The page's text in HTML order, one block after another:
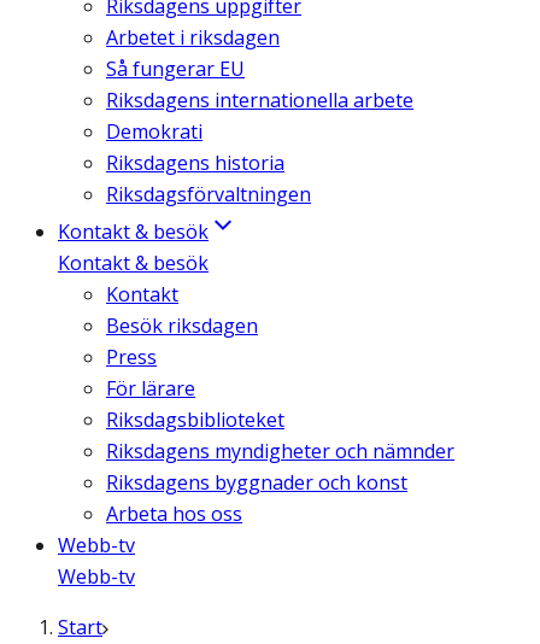
Riksdagens uppgifter
Arbetet i riksdagen
Så fungerar EU
Riksdagens internationella arbete
Demokrati
Riksdagens historia
Riksdagsförvaltningen
Kontakt & besök
Kontakt & besök
Kontakt
Besök riksdagen
Press
För lärare
Riksdagsbiblioteket
Riksdagens myndigheter och nämnder
Riksdagens byggnader och konst
Arbeta hos oss
Webb-tv
Webb-tv
Start